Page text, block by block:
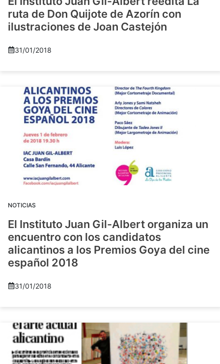
ruta de Don Quijote de Azorín con
ilustraciones de Joan Castejón
31/01/2018
NOTICIAS
El Instituto Juan Gil-Albert organiza un
encuentro con los candidatos
alicantinos a los Premios Goya del cine
español 2018
31/01/2018